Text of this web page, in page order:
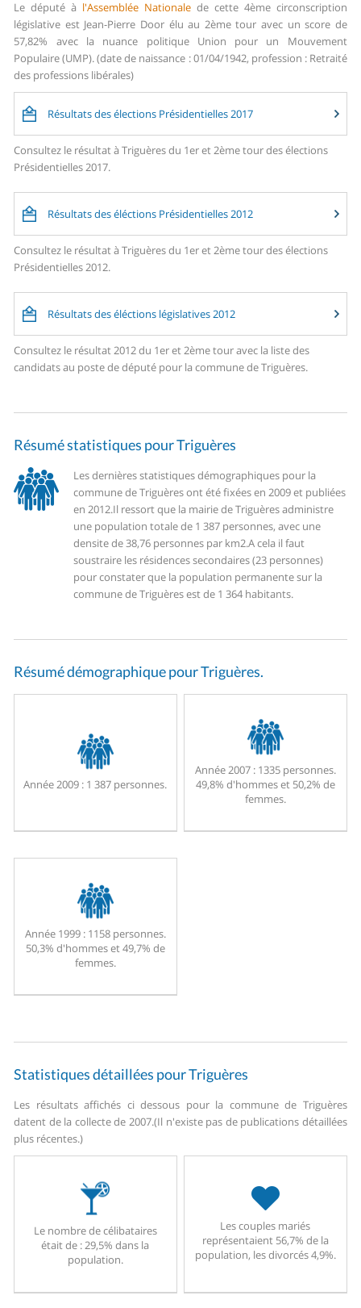
Le député à l'Assemblée Nationale de cette 4ème circonscription
législative est Jean-Pierre Door élu au 2ème tour avec un score de
57,82% avec la nuance politique Union pour un Mouvement
Populaire (UMP). (date de naissance : 01/04/1942, profession : Retraité
des professions libérales)
Résultats des élections Présidentielles 2017
Consultez le résultat à Triguères du 1er et 2ème tour des élections
Présidentielles 2017.
Résultats des éléctions Présidentielles 2012
Consultez le résultat à Triguères du 1er et 2ème tour des élections
Présidentielles 2012.
Résultats des éléctions législatives 2012
Consultez le résultat 2012 du 1er et 2ème tour avec la liste des
candidats au poste de député pour la commune de Triguères.
Résumé statistiques pour Triguères
Les dernières statistiques démographiques pour la
commune de Triguères ont été fixées en 2009 et publiées
en 2012.Il ressort que la mairie de Triguères administre
une population totale de 1 387 personnes, avec une
densite de 38,76 personnes par km2.A cela il faut
soustraire les résidences secondaires (23 personnes)
pour constater que la population permanente sur la
commune de Triguères est de 1 364 habitants.
Résumé démographique pour Triguères.
Année 2009 : 1 387 personnes.
Année 2007 :1335 personnes.
49,8% d'hommes et 50,2% de
femmes.
Année 1999 :1158 personnes.
50,3% d'hommes et 49,7% de
femmes.
Statistiques détaillées pour Triguères
Les résultats affichés ci dessous pour la commune de Triguères
datent de la collecte de 2007.(Il n'existe pas de publications détaillées
plus récentes.)
Le nombre de célibataires
était de : 29,5% dans la
population.
Les couples mariés
représentaient 56,7% de la
population, les divorcés 4,9%.